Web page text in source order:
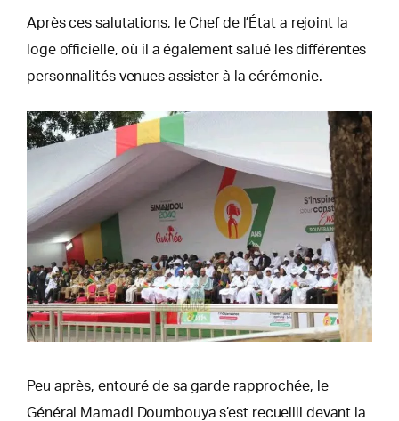
Après ces salutations, le Chef de l’État a rejoint la
loge officielle, où il a également salué les différentes
personnalités venues assister à la cérémonie.
Peu après, entouré de sa garde rapprochée, le
Général Mamadi Doumbouya s’est recueilli devant la